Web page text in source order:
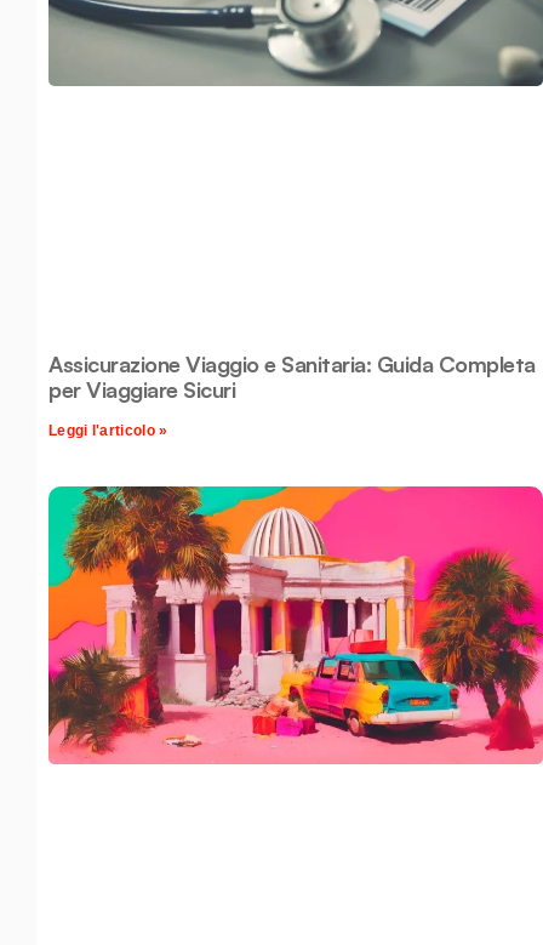
Assicurazione Viaggio e Sanitaria: Guida Completa
per Viaggiare Sicuri
Leggi l'articolo »